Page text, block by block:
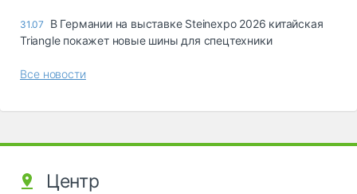
31.07
В Германии на выставке Steinexpo 2026 китайская
Triangle покажет новые шины для спецтехники
Все новости
Центр